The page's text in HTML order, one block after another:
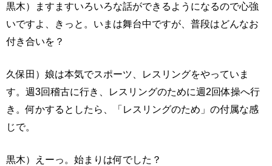
黒木）ますますいろいろな話ができるようになるので心強
いですよ、きっと。いまは舞台中ですが、普段はどんなお
付き合いを？
久保田）娘は本気でスポーツ、レスリングをやっていま
す。週3回稽古に行き、レスリングのために週2回体操へ行
き。何かするとしたら、「レスリングのため」の付属な感
じで。
黒木）えーっ。始まりは何でした？